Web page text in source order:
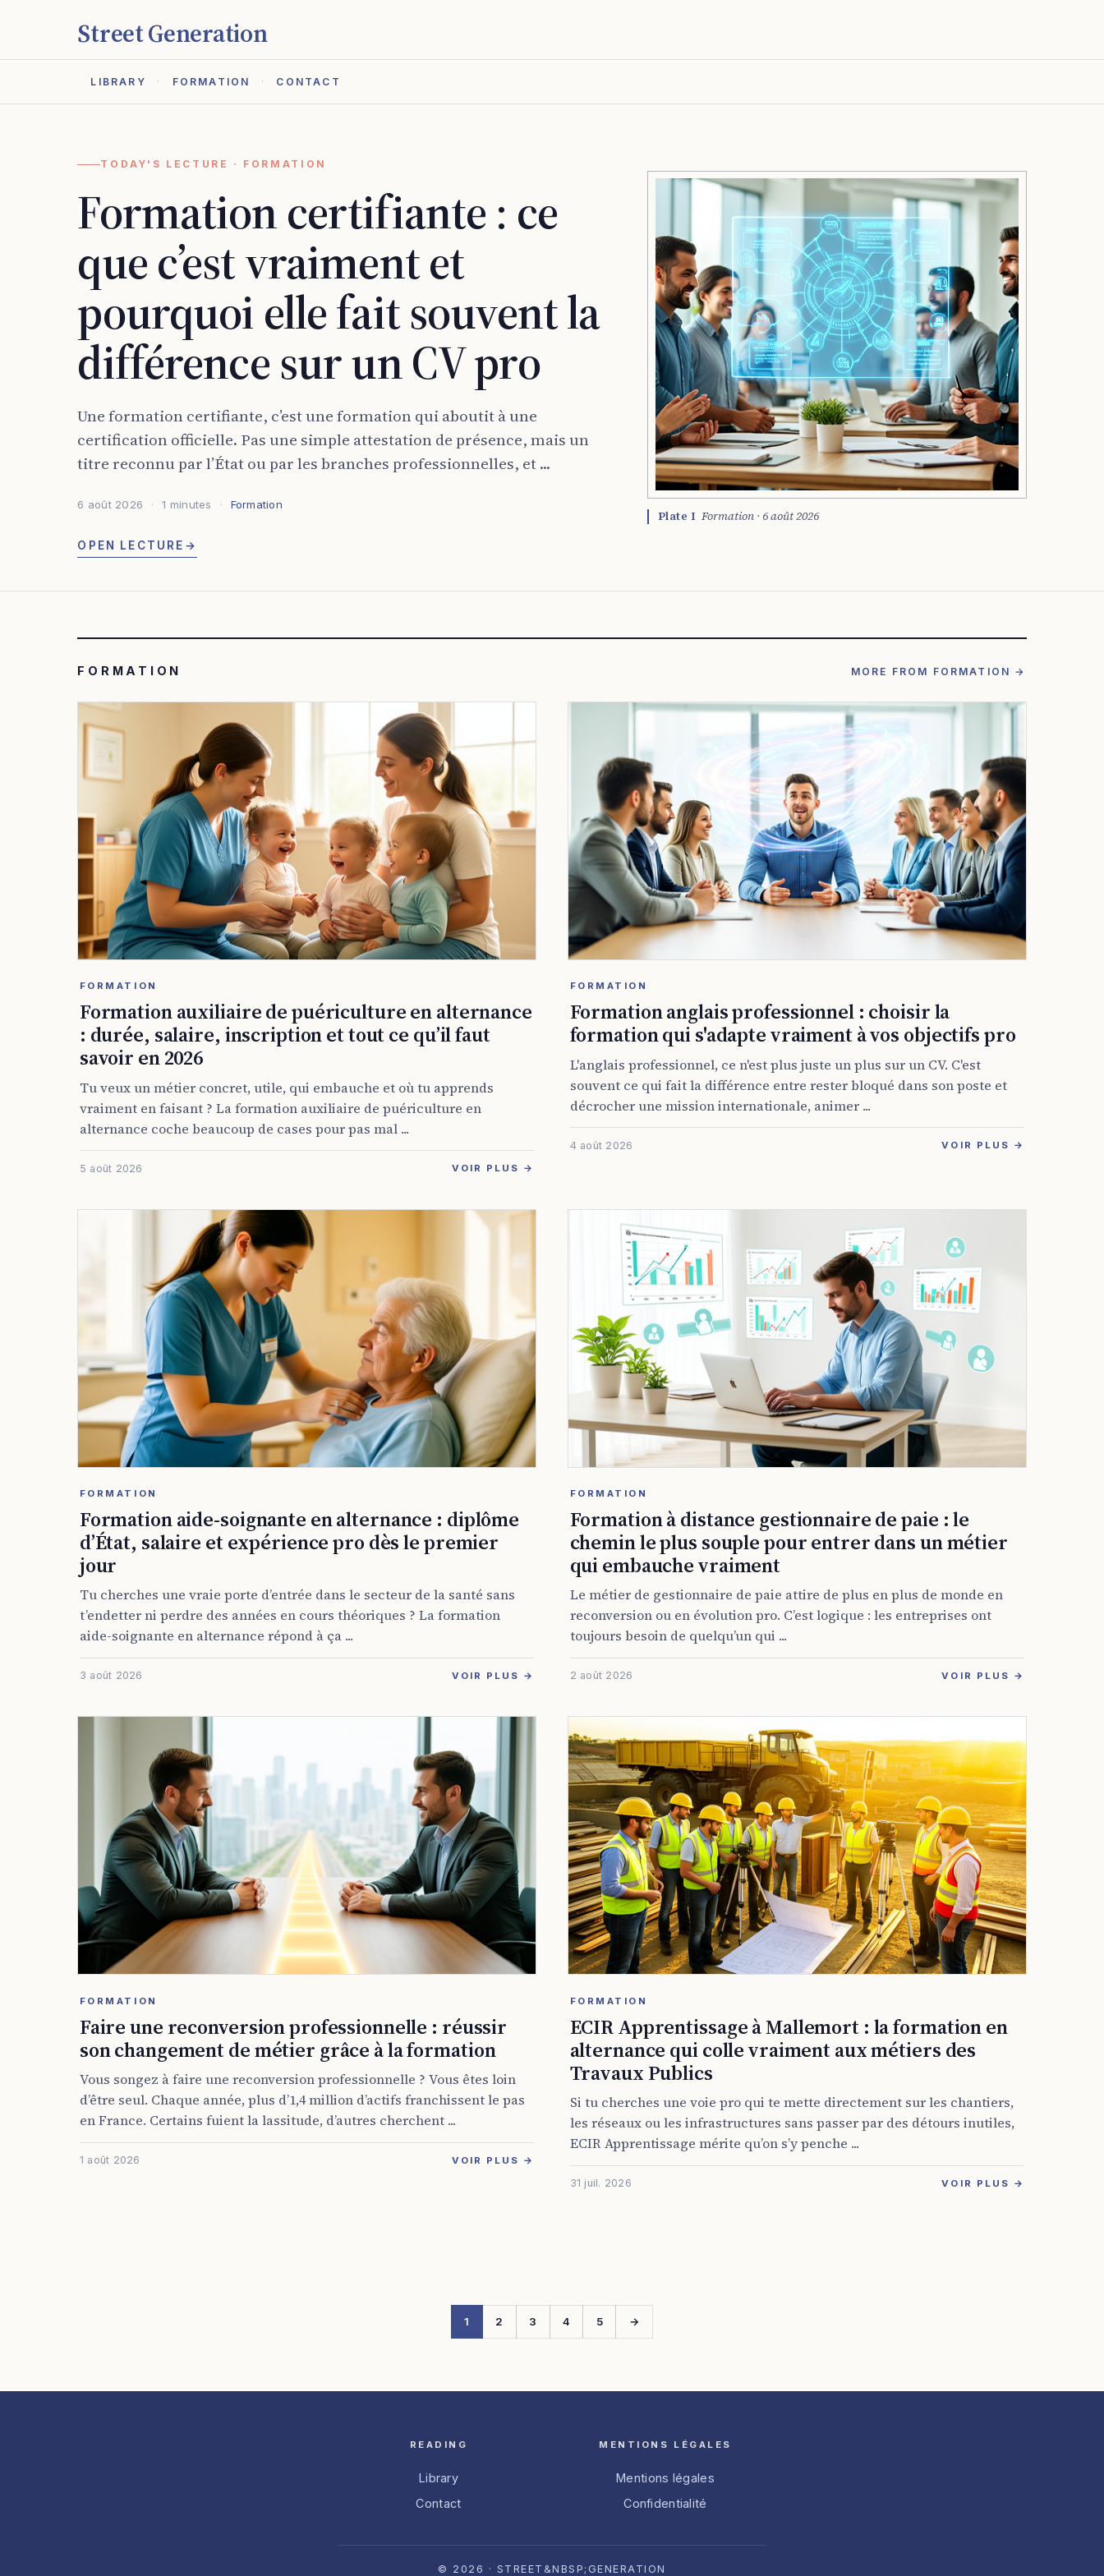
Street Generation
LIBRARY FORMATION CONTACT
TODAY'S LECTURE · FORMATION
Formation certifiante : ce
que c’est vraiment et
pourquoi elle fait souvent la
différence sur un CV pro
Une formation certifiante, c’est une formation qui aboutit à une
certification officielle. Pas une simple attestation de présence, mais un
titre reconnu par l’État ou par les branches professionnelles, et ...
6 août 2026 1 minutes Formation
OPEN LECTURE →
Plate I Formation · 6 août 2026
FORMATION MORE FROM FORMATION →
FORMATION
Formation auxiliaire de puériculture en alternance
: durée, salaire, inscription et tout ce qu’il faut
savoir en 2026
Tu veux un métier concret, utile, qui embauche et où tu apprends
vraiment en faisant ? La formation auxiliaire de puériculture en
alternance coche beaucoup de cases pour pas mal ...
5 août 2026 VOIR PLUS →
FORMATION
Formation anglais professionnel : choisir la
formation qui s'adapte vraiment à vos objectifs pro
L'anglais professionnel, ce n'est plus juste un plus sur un CV. C'est
souvent ce qui fait la différence entre rester bloqué dans son poste et
décrocher une mission internationale, animer ...
4 août 2026 VOIR PLUS →
FORMATION
Formation aide-soignante en alternance : diplôme
d’État, salaire et expérience pro dès le premier
jour
Tu cherches une vraie porte d’entrée dans le secteur de la santé sans
t’endetter ni perdre des années en cours théoriques ? La formation
aide-soignante en alternance répond à ça ...
3 août 2026 VOIR PLUS →
FORMATION
Formation à distance gestionnaire de paie : le
chemin le plus souple pour entrer dans un métier
qui embauche vraiment
Le métier de gestionnaire de paie attire de plus en plus de monde en
reconversion ou en évolution pro. C’est logique : les entreprises ont
toujours besoin de quelqu’un qui ...
2 août 2026 VOIR PLUS →
FORMATION
Faire une reconversion professionnelle : réussir
son changement de métier grâce à la formation
Vous songez à faire une reconversion professionnelle ? Vous êtes loin
d’être seul. Chaque année, plus d’1,4 million d’actifs franchissent le pas
en France. Certains fuient la lassitude, d’autres cherchent ...
1 août 2026 VOIR PLUS →
FORMATION
ECIR Apprentissage à Mallemort : la formation en
alternance qui colle vraiment aux métiers des
Travaux Publics
Si tu cherches une voie pro qui te mette directement sur les chantiers,
les réseaux ou les infrastructures sans passer par des détours inutiles,
ECIR Apprentissage mérite qu’on s’y penche ...
31 juil. 2026 VOIR PLUS →
1 2 3 4 5 →
READING
Library
Contact
MENTIONS LÉGALES
Mentions légales
Confidentialité
© 2026 · STREET&NBSP;GENERATION